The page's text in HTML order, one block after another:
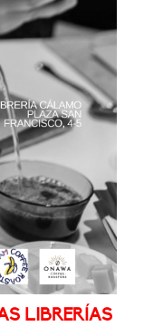
LIBRERÍAS